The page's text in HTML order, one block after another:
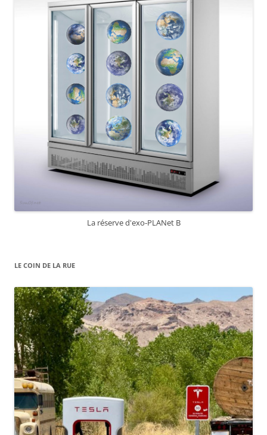
La réserve d'exo-PLANet B
LE COIN DE LA RUE